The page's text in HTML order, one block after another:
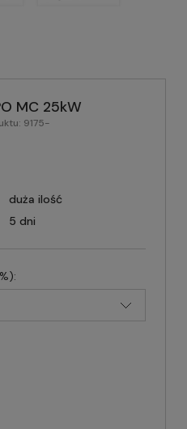
MC 25kW
9175-
duża ilość
5 dni